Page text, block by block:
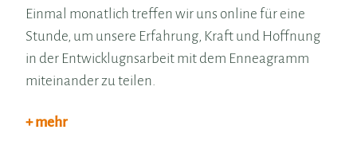
Einmal monatlich treffen wir uns online für eine
Stunde, um unsere Erfahrung, Kraft und Hoffnung
in der Entwicklugnsarbeit mit dem Enneagramm
miteinander zu teilen.
+ mehr